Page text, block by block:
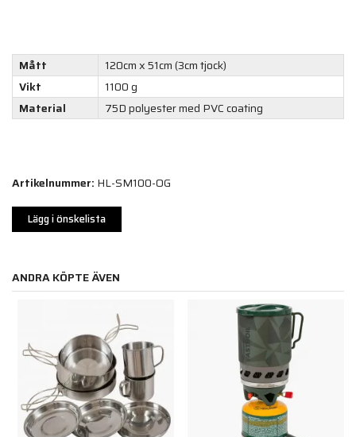
Mått
120cm x 51cm (3cm tjock)
Vikt
1100 g
Material
75D polyester med PVC coating
Artikelnummer: HL-SM100-OG
Lägg i önskelista
ANDRA KÖPTE ÄVEN